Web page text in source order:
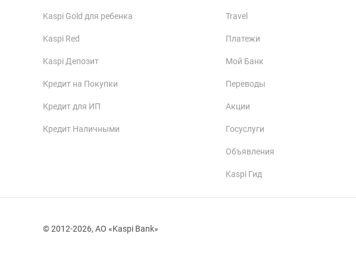
Kaspi Gold для ребенка
Kaspi Red
Kaspi Депозит
Кредит на Покупки
Кредит для ИП
Кредит Наличными
Travel
Платежи
Мой Банк
Переводы
Акции
Госуслуги
Объявления
Kaspi Гид
© 2012-2026, АО «Kaspi Bank»